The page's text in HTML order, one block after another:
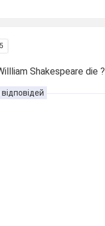
Shakespeare die ?